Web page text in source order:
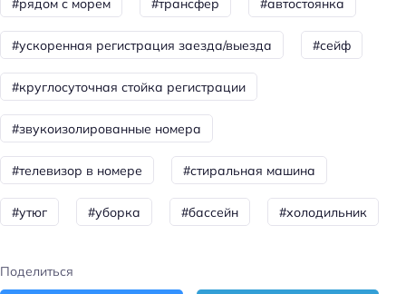
Бассейн
Развлечения: проведение праздников
Тип бассейна: сезонный
Для семей
Детские ТВ каналы
Детская кровать (4-10 лет): платно
Детская кровать (0-1 год): платно
#ускоренная регистрация заезда/выезда #сейф
#круглосуточная стойка регистрации
#звукоизолированные номера
#телевизор в номере #стиральная машина
#утюг #уборка #бассейн #холодильник
Поделиться